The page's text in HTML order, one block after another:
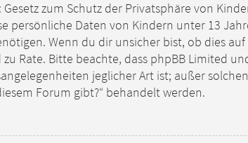
zum Schutz der Privatsphäre von
persönliche Daten von Kindern unter 13
Wenn du dir unsicher bist, ob dies
Rate. Bitte beachte, dass phpBB Limited
jeglicher Art ist; außer
Forum gibt?“ behandelt werden.